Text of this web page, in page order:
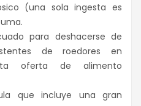
(una sola ingesta es
para deshacerse de
de roedores en
oferta de alimento
que incluye una gran